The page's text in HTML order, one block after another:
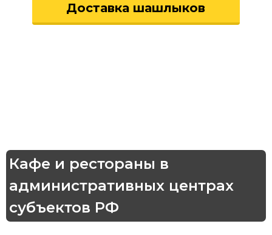
Доставка шашлыков
Кафе и рестораны в
административных центрах
субъектов РФ